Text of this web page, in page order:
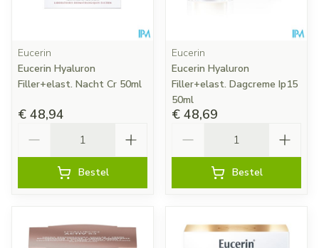
Eucerin
Eucerin Hyaluron
Filler+elast. Nacht Cr 50ml
€ 48,94
Bestel
Eucerin
Eucerin Hyaluron
Filler+elast. Dagcreme Ip15
50ml
€ 48,69
Bestel